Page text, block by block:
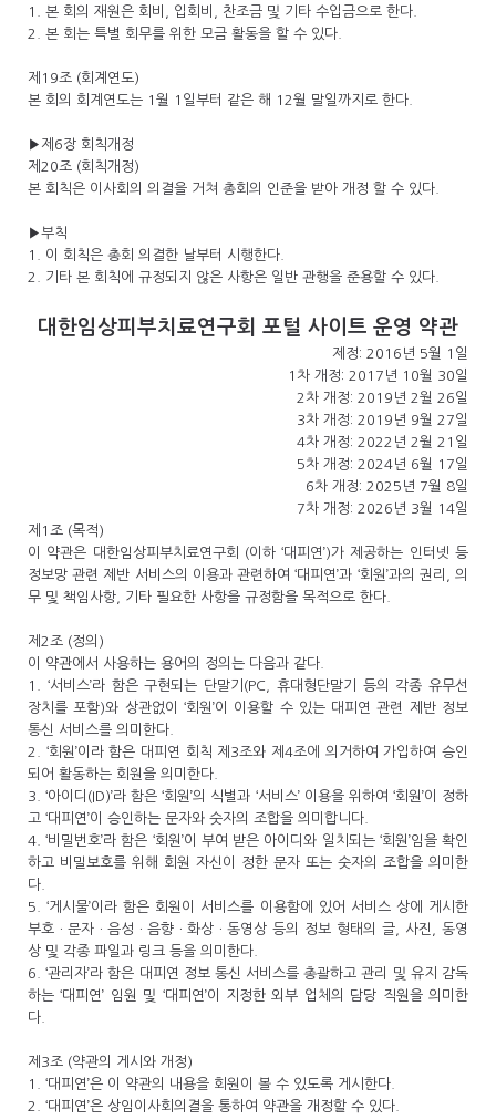
1. 본 회의 재원은 회비, 입회비, 찬조금 및 기타 수입금으로 한다.
2. 본 회는 특별 회무를 위한 모금 활동을 할 수 있다.
제19조 (회계연도)
본 회의 회계연도는 1월 1일부터 같은 해 12월 말일까지로 한다.
▶제6장 회칙개정
제20조 (회칙개정)
본 회칙은 이사회의 의결을 거쳐 총회의 인준을 받아 개정 할 수 있다.
▶부칙
1. 이 회칙은 총회 의결한 날부터 시행한다.
2. 기타 본 회칙에 규정되지 않은 사항은 일반 관행을 준용할 수 있다.
대한임상피부치료연구회 포털 사이트 운영 약관
제정: 2016년 5월 1일
1차 개정: 2017년 10월 30일
2차 개정: 2019년 2월 26일
3차 개정: 2019년 9월 27일
4차 개정: 2022년 2월 21일
5차 개정: 2024년 6월 17일
6차 개정: 2025년 7월 8일
7차 개정: 2026년 3월 14일
제1조 (목적)
이 약관은 대한임상피부치료연구회 (이하 ‘대피연’)가 제공하는 인터넷 등
정보망 관련 제반 서비스의 이용과 관련하여 ‘대피연’과 ‘회원’과의 권리, 의
무 및 책임사항, 기타 필요한 사항을 규정함을 목적으로 한다.
제2조 (정의)
이 약관에서 사용하는 용어의 정의는 다음과 같다.
1. ‘서비스’라 함은 구현되는 단말기(PC, 휴대형단말기 등의 각종 유무선
장치를 포함)와 상관없이 ‘회원’이 이용할 수 있는 대피연 관련 제반 정보
통신 서비스를 의미한다.
2. ‘회원’이라 함은 대피연 회칙 제3조와 제4조에 의거하여 가입하여 승인
되어 활동하는 회원을 의미한다.
3. ‘아이디(ID)’라 함은 ‘회원’의 식별과 ‘서비스’ 이용을 위하여 ‘회원’이 정하
고 ‘대피연’이 승인하는 문자와 숫자의 조합을 의미합니다.
4. ‘비밀번호’라 함은 ‘회원’이 부여 받은 아이디와 일치되는 ‘회원’임을 확인
하고 비밀보호를 위해 회원 자신이 정한 문자 또는 숫자의 조합을 의미한
다.
5. ‘게시물’이라 함은 회원이 서비스를 이용함에 있어 서비스 상에 게시한
부호ㆍ문자ㆍ음성ㆍ음향ㆍ화상ㆍ동영상 등의 정보 형태의 글, 사진, 동영
상 및 각종 파일과 링크 등을 의미한다.
6. ‘관리자’라 함은 대피연 정보 통신 서비스를 총괄하고 관리 및 유지 감독
하는 ‘대피연’ 임원 및 ‘대피연’이 지정한 외부 업체의 담당 직원을 의미한
다.
제3조 (약관의 게시와 개정)
1. ‘대피연’은 이 약관의 내용을 회원이 볼 수 있도록 게시한다.
2. ‘대피연’은 상임이사회의결을 통하여 약관을 개정할 수 있다.